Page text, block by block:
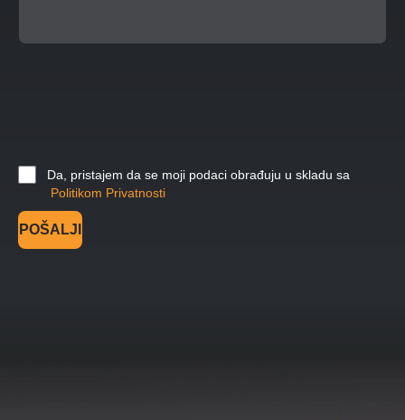
Da, pristajem da se moji podaci obrađuju u skladu sa
Politikom Privatnosti
POŠALJI